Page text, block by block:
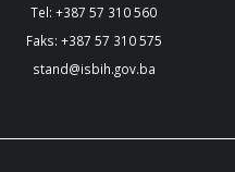
Tel: +387 57 310 560
Faks: +387 57 310 575
stand@isbih.gov.ba